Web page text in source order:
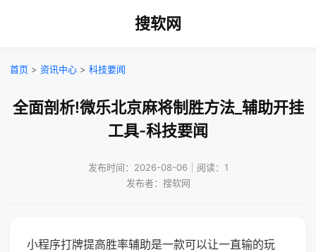
搜软网
首页 > 资讯中心 > 科技要闻
全面剖析!微乐北京麻将制胜方法_辅助开挂
工具-科技要闻
发布时间：2026-08-06｜阅读：1
发布者：搜软网
小程序打牌提高胜率辅助是一款可以让一直输的玩